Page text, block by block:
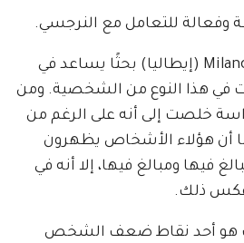
وفعالة للتعامل مع النرجسي.
أجرت جامعة Milano-Bicocca (إيطاليا) بحثًا يساعد في
في هذا النوع من الشخصية. ومن
خلصت إلى أنه على الرغم من
أن هؤلاء الأشخاص يظهرون
فيها ومبالغ فيها، إلا أنه في
عكس ذلك.
هو أحد نقاط ضعف الشخص